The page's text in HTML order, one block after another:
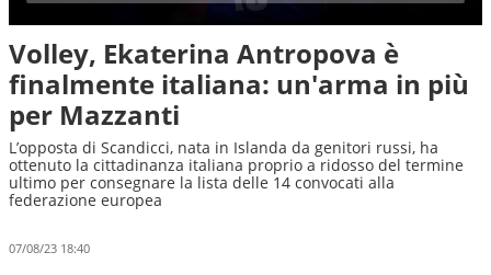
Volley, Ekaterina Antropova è
finalmente italiana: un'arma in più
per Mazzanti
L’opposta di Scandicci, nata in Islanda da genitori russi, ha
ottenuto la cittadinanza italiana proprio a ridosso del termine
ultimo per consegnare la lista delle 14 convocati alla
federazione europea
07/08/23 18:40